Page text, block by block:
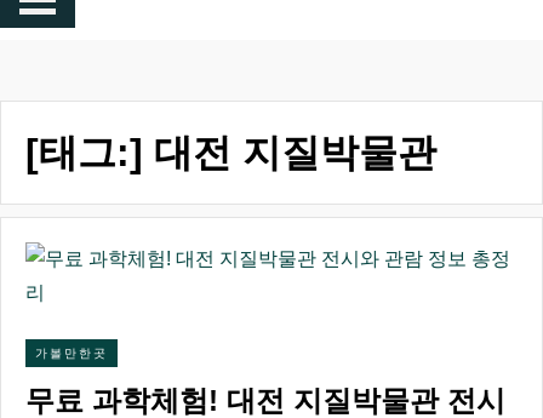
[태그:] 대전 지질박물관
가볼만한곳
무료 과학체험! 대전 지질박물관 전시